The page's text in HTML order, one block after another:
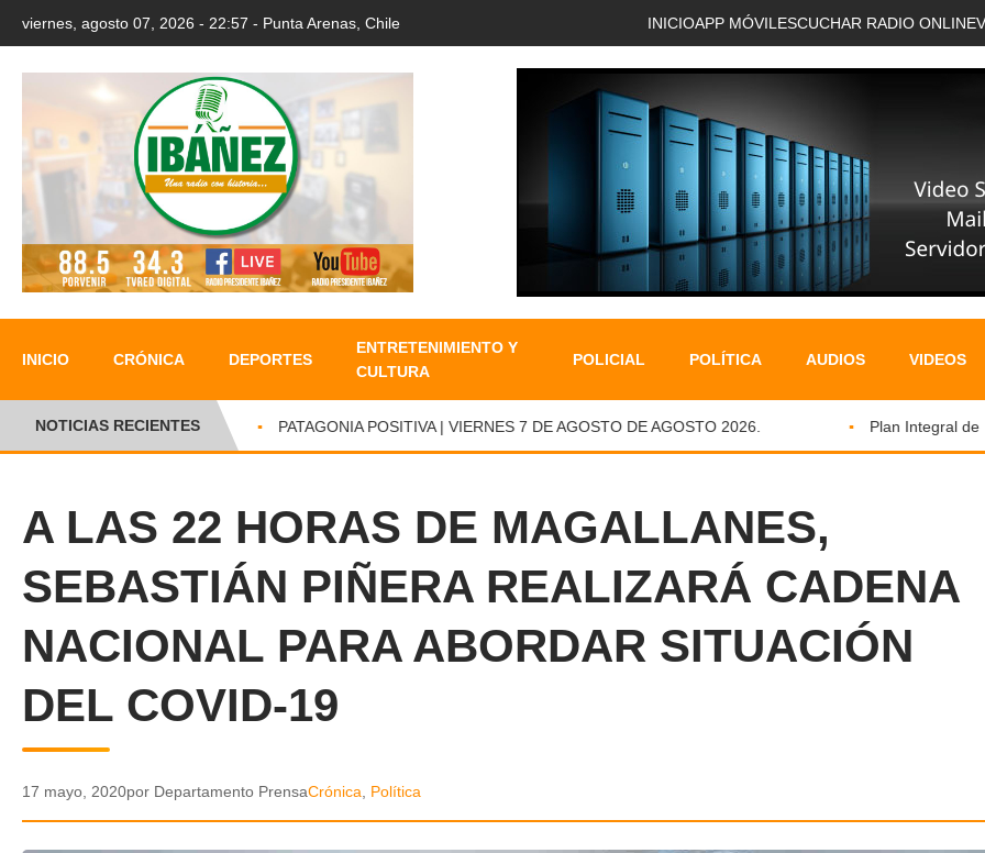
viernes, agosto 07, 2026 - 22:57 - Punta Arenas, Chile INICIOAPP MÓVIL ESCUCHAR RADIO ONLINE
INICIO CRÓNICA DEPORTES
ENTRETENIMIENTO Y
CULTURA
POLICIAL POLÍTICA AUDIOS VIDEOS
NOTICIAS RECIENTES PATAGONIA POSITIVA | VIERNES 7 DE AGOSTO DE AGOSTO 2026. Plan Integral de
A LAS 22 HORAS DE MAGALLANES,
SEBASTIÁN PIÑERA REALIZARÁ CADENA
NACIONAL PARA ABORDAR SITUACIÓN
DEL COVID-19
17 mayo, 2020por Departamento PrensaCrónica Política